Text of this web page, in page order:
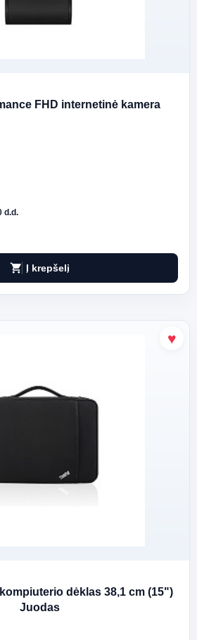
FHD internetinė kamera
d.d.
shopping_cart Į krepšelį
dėklas 38,1 cm (15")
Juodas